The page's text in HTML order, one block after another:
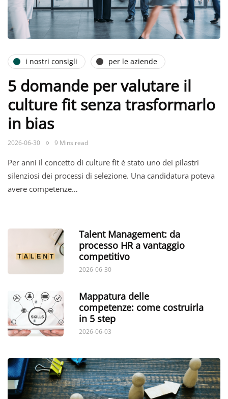
i nostri consigli per le aziende
5 domande per valutare il
culture fit senza trasformarlo
in bias
2026-06-30 9 Mins read
Per anni il concetto di culture fit è stato uno dei pilastri
silenziosi dei processi di selezione. Una candidatura poteva
avere competenze…
Talent Management: da
processo HR a vantaggio
competitivo
2026-06-30
Mappatura delle
competenze: come costruirla
in 5 step
2026-06-03